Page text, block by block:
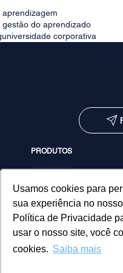
Usamos cookies para
sua experiência no
Política de Privacidade
usar o nosso site, você
cookies. Saiba mais
do aprendizado
universidade corporativa
PRODUTOS
PowerMinds
Estúdio de Conteúdos
MicroPower Classes
Consultoria